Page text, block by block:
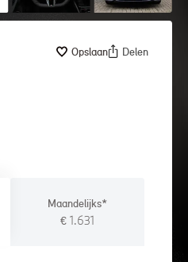
Opslaan Delen
Maandelijks*
€ 1.631